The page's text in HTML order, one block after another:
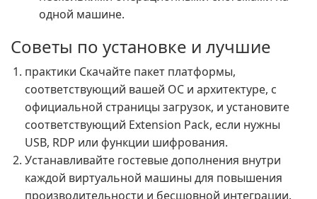
одной машине.
Советы по установке и лучшие
практики Скачайте пакет платформы,
соответствующий вашей ОС и архитектуре, с
официальной страницы загрузок, и установите
соответствующий Extension Pack, если нужны
USB, RDP или функции шифрования.
Устанавливайте гостевые дополнения внутри
каждой виртуальной машины для повышения
производительности и бесшовной интеграции.